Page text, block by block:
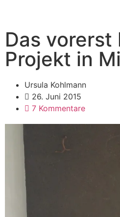
Das
Projekt in
Ursula Kohlmann
26. Juni 2015
7 Kommentare